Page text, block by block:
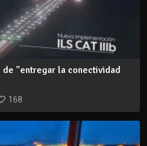
de "entregar la conectividad
168